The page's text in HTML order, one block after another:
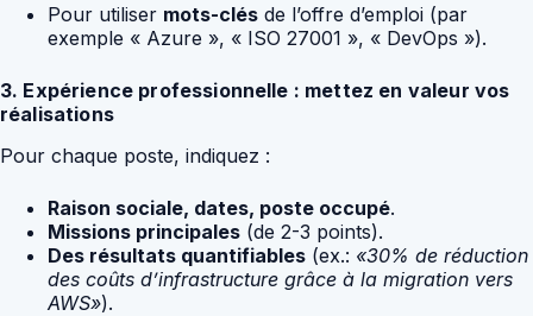
Pour utiliser mots-clés de l’offre d’emploi (par
exemple « Azure », « ISO 27001 », « DevOps »).
3. Expérience professionnelle : mettez en valeur vos
réalisations
Pour chaque poste, indiquez :
Raison sociale, dates, poste occupé.
Missions principales (de 2-3 points).
Des résultats quantifiables (ex.: «30% de réduction
des coûts d’infrastructure grâce à la migration vers
AWS»).